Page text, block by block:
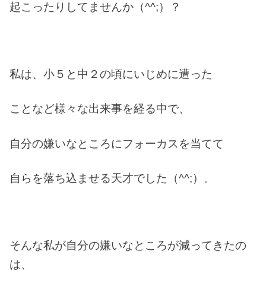
起こったりしてませんか（^^;）？
私は、小５と中２の頃にいじめに遭った
ことなど様々な出来事を経る中で、
自分の嫌いなところにフォーカスを当てて
自らを落ち込ませる天才でした（^^;）。
そんな私が自分の嫌いなところが減ってきたの
は、